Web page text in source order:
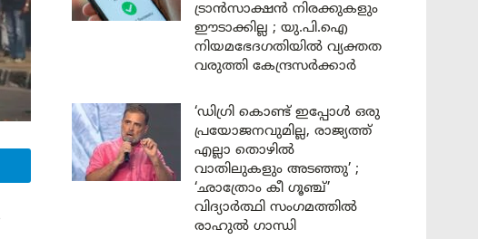
ട്രാൻസാക്ഷൻ നിരക്കുകളും
ഈടാക്കില്ല ; യു.പി.ഐ
നിയമഭേദഗതിയിൽ വ്യക്തത
വരുത്തി കേന്ദ്രസർക്കാർ
‘ഡിഗ്രി കൊണ്ട് ഇപ്പോൾ ഒരു
പ്രയോജനവുമില്ല, രാജ്യത്ത്
എല്ലാ തൊഴിൽ
വാതിലുകളും അടഞ്ഞു’ ;
‘ഛാത്രോം കീ ഗൂഞ്ച്’
വിദ്യാർത്ഥി സംഗമത്തിൽ
രാഹുൽ ഗാന്ധി